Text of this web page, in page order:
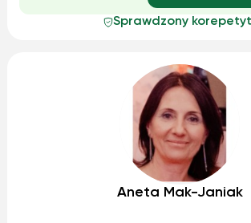
Sprawdzony
Aneta Mak-Janiak